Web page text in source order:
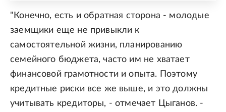
"Конечно, есть и обратная сторона - молодые
заемщики еще не привыкли к
самостоятельной жизни, планированию
семейного бюджета, часто им не хватает
финансовой грамотности и опыта. Поэтому
кредитные риски все же выше, и это должны
учитывать кредиторы, - отмечает Цыганов. -